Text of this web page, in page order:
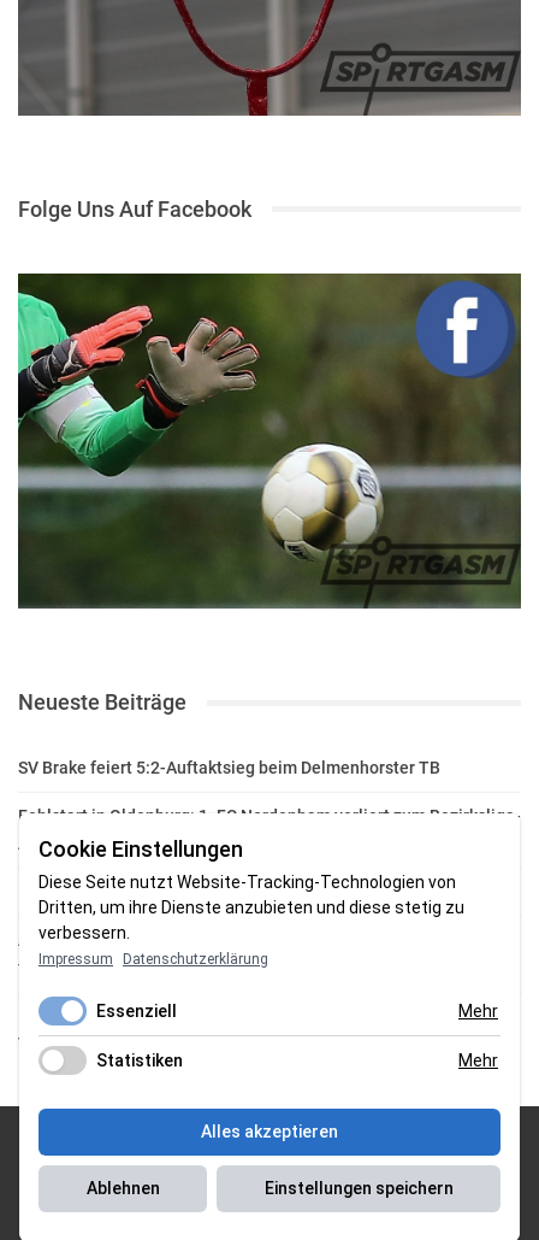
Folge Uns Auf Facebook
Neueste Beiträge
SV Brake feiert 5:2-Auftaktsieg beim Delmenhorster TB
Fehlstart in Oldenburg: 1. FC Nordenham verliert zum Bezirksliga-
Auftakt
Fußball in der Wesermarsch: Die Bilder vom Wochenende
Aufstieg geschafft: HSG-Unterweser-C-Jugend macht sich bereit
für die Oberliga
HSG Unterweser startet mit neuem Torwarttrainer in die
Vorbereitung
© 2026 Sportgasm . All Rights Reserved.
Unser Team|Impressum Datenschutzerklärung|Magazin Saison
2018/2019|Magazin Saison 2019/2020|Magazin Saison 2020/2021|
Cookie Einstellungen
Diese Seite nutzt Website-Tracking-Technologien von
Dritten, um ihre Dienste anzubieten und diese stetig zu
verbessern.
Impressum Datenschutzerklärung
Essenziell Mehr
Statistiken Mehr
Ablehnen Einstellungen speichern
Alles akzeptieren